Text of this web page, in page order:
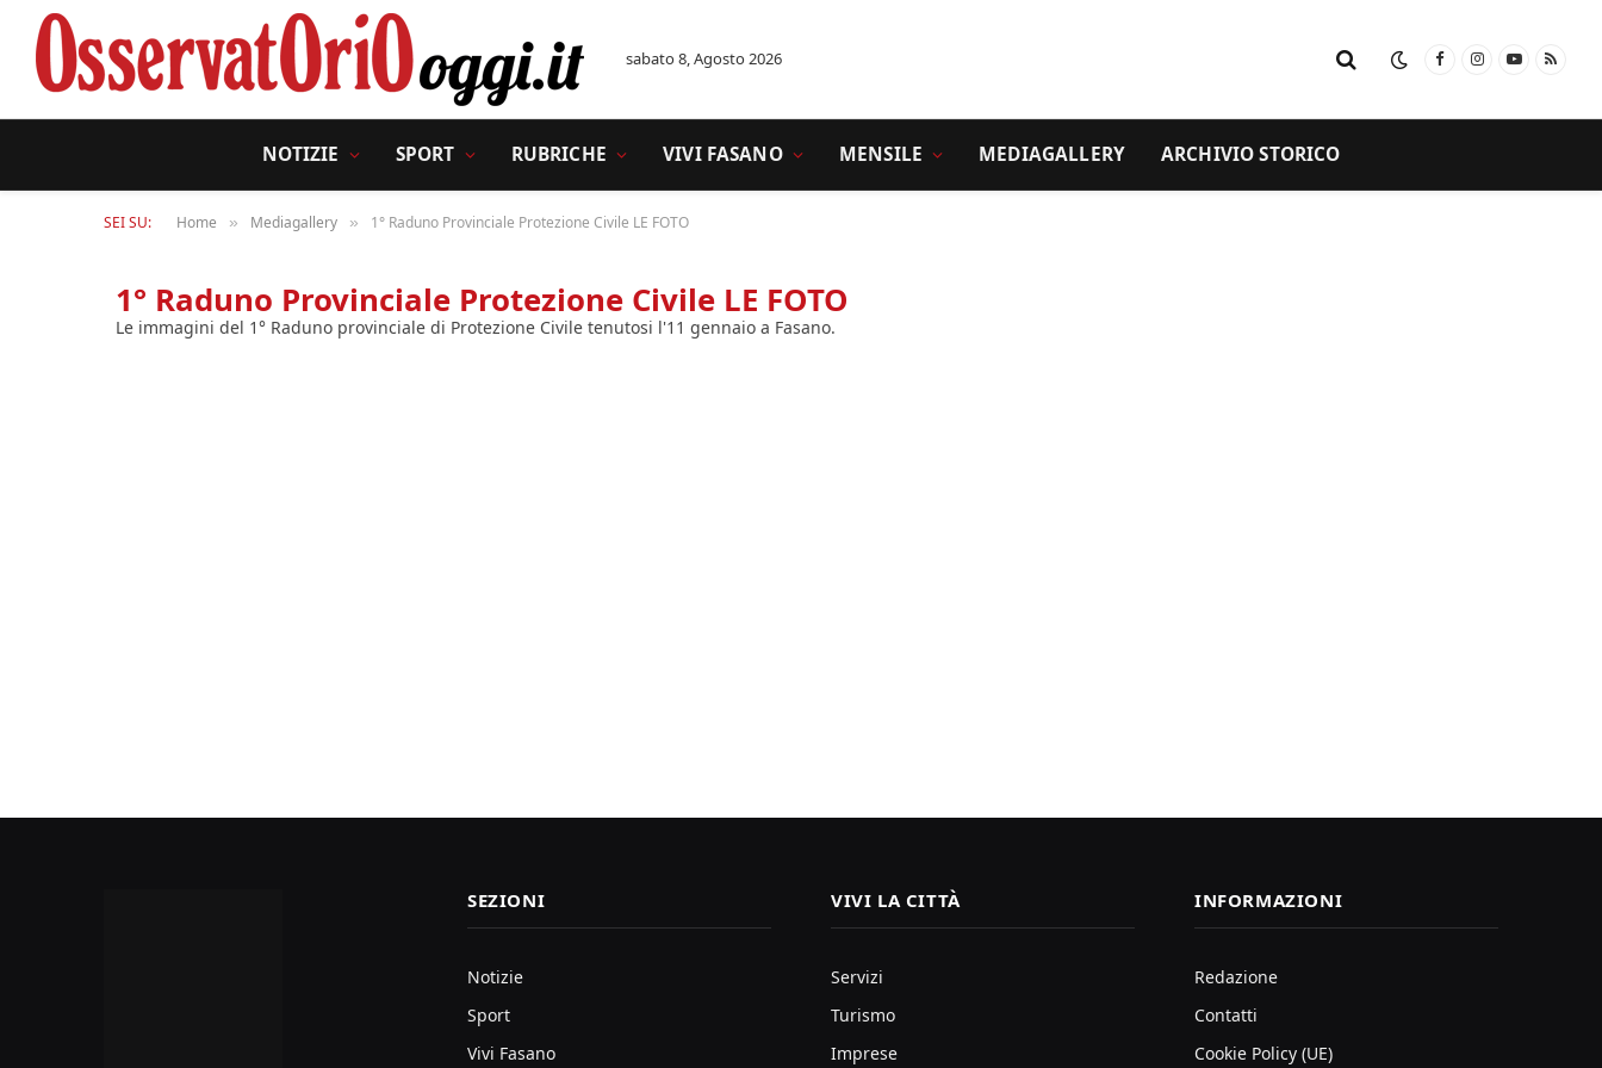
sabato 8, Agosto 2026 FacebookInstagram
YouTube
RSS
NOTIZIE SPORT RUBRICHE VIVI FASANO MENSILE MEDIAGALLERY ARCHIVIO STORICO
SEI SU: Home » Mediagallery » 1° Raduno Provinciale Protezione Civile LE FOTO
1° Raduno Provinciale Protezione Civile LE FOTO
Le immagini del 1° Raduno provinciale di Protezione Civile tenutosi l'11 gennaio a Fasano.
SEZIONI
Notizie
Sport
Vivi Fasano
VIVI LA CITTÀ
Servizi
Turismo
Imprese
INFORMAZIONI
Redazione
Contatti
Cookie Policy (UE)